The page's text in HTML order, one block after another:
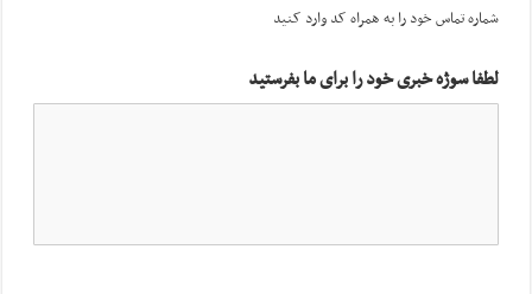
شماره تماس خود را به همراه کد وارد کنید
لطفا سوژه خبری خود را برای ما بفرستید